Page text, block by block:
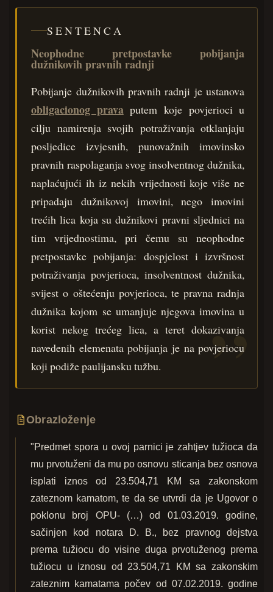
SENTENCA
Neophodne pretpostavke pobijanja
dužnikovih pravnih radnji
Pobijanje dužnikovih pravnih radnji je ustanova
obligacionog pravaputem koje povjerioci u
cilju namirenja svojih potraživanja otklanjaju
posljedice izvjesnih, punovažnih imovinsko
pravnih raspolaganja svog insolventnog dužnika,
naplaćujući ih iz nekih vrijednosti koje više ne
pripadaju dužnikovoj imovini, nego imovini
trećih lica koja su dužnikovi pravni sljednici na
tim vrijednostima, pri čemu su neophodne
pretpostavke pobijanja: dospjelost i izvršnost
potraživanja povjerioca, insolventnost dužnika,
svijest o oštećenju povjerioca, te pravna radnja
dužnika kojom se umanjuje njegova imovina u
korist nekog trećeg lica, a teret dokazivanja
navedenih elemenata pobijanja je na povjeriocu
koji podiže paulijansku tužbu.
Obrazloženje
"Predmet spora u ovoj parnici je zahtjev tužioca da
mu prvotuženi da mu po osnovu sticanja bez osnova
isplati iznos od 23.504,71 KM sa zakonskom
zateznom kamatom, te da se utvrdi da je Ugovor o
poklonu broj OPU- (…) od 01.03.2019. godine,
sačinjen kod notara D. B., bez pravnog dejstva
prema tužiocu do visine duga prvotuženog prema
tužiocu u iznosu od 23.504,71 KM sa zakonskim
zateznim kamatama počev od 07.02.2019. godine